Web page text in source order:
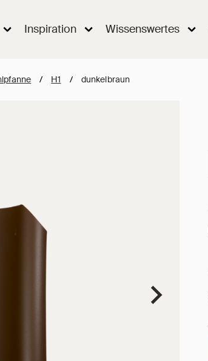
Inspiration Wissenswertes
/ H1 / dunkelbraun